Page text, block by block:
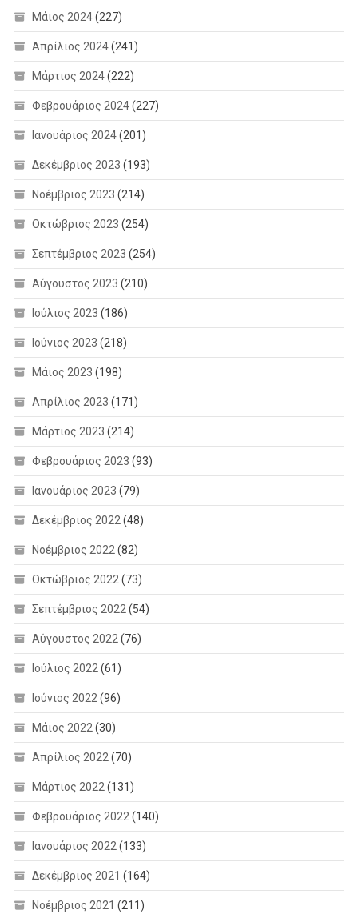
Μάιος 2024(227)
Απρίλιος 2024(241)
Μάρτιος 2024(222)
Φεβρουάριος 2024(227)
Ιανουάριος 2024(201)
Δεκέμβριος 2023 (193)
Νοέμβριος 2023 (214)
Οκτώβριος 2023 (254)
Σεπτέμβριος 2023 (254)
Αύγουστος 2023 (210)
Ιούλιος 2023 (186)
Ιούνιος 2023 (218)
Μάιος 2023 (198)
Απρίλιος 2023 (171)
Μάρτιος 2023 (214)
Φεβρουάριος 2023 (93)
Ιανουάριος 2023 (79)
Δεκέμβριος 2022 (48)
Νοέμβριος 2022 (82)
Οκτώβριος 2022 (73)
Σεπτέμβριος 2022 (54)
Αύγουστος 2022 (76)
Ιούλιος 2022 (61)
Ιούνιος 2022 (96)
Μάιος 2022 (30)
Απρίλιος 2022 (70)
Μάρτιος 2022 (131)
Φεβρουάριος 2022 (140)
Ιανουάριος 2022 (133)
Δεκέμβριος 2021 (164)
Νοέμβριος 2021 (211)